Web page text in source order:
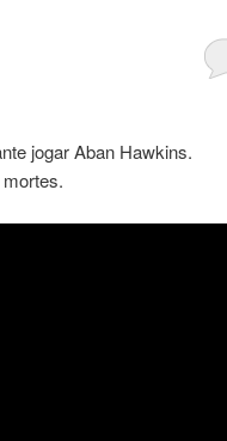
jogar Aban Hawkins.